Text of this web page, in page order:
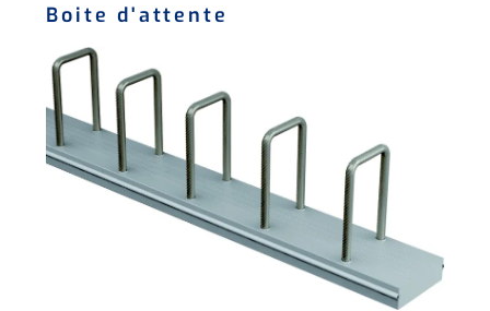
Boite d'attente